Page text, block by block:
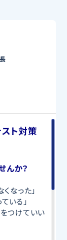
ト対策
んか？
なった」
いる」
つけていい